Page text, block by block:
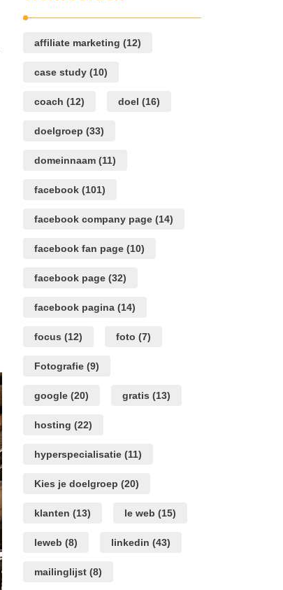
affiliate marketing (12)
case study (10)
coach (12) doel (16)
doelgroep (33)
domeinnaam (11)
facebook (101)
facebook company page (14)
facebook fan page (10)
facebook page (32)
facebook pagina (14)
focus (12) foto (7)
Fotografie (9)
google (20) gratis (13)
hosting (22)
hyperspecialisatie (11)
Kies je doelgroep (20)
klanten (13) le web (15)
leweb (8) linkedin (43)
mailinglijst (8)